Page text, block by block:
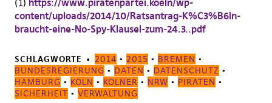
(1) https://www.piratenpartei.koeln/wp-
content/uploads/2014/10/Ratsantrag-K%C3%B6ln-
braucht-eine-No-Spy-Klausel-zum-24.3..pdf
SCHLAGWORTE 2014 • 2015 • BREMEN •
BUNDESREGIERUNG • DATEN • DATENSCHUTZ •
HAMBURG • KÖLN • KÖLNER • NRW • PIRATEN •
SICHERHEIT • VERWALTUNG